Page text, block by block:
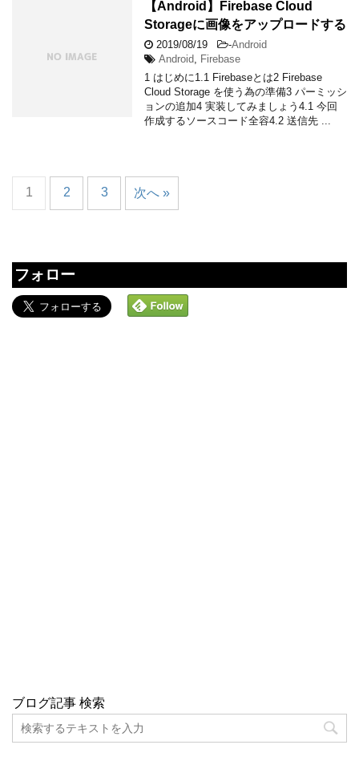
【Android】Firebase Cloud
Storageに画像をアップロードする
2019/08/19 -Android
Android Firebase
1 はじめに1.1 Firebaseとは2 Firebase
Cloud Storage を使う為の準備3 パーミッシ
ョンの追加4 実装してみましょう4.1 今回
作成するソースコード全容4.2 送信先 ...
1 2 3 次へ »
フォロー
ブログ記事 検索